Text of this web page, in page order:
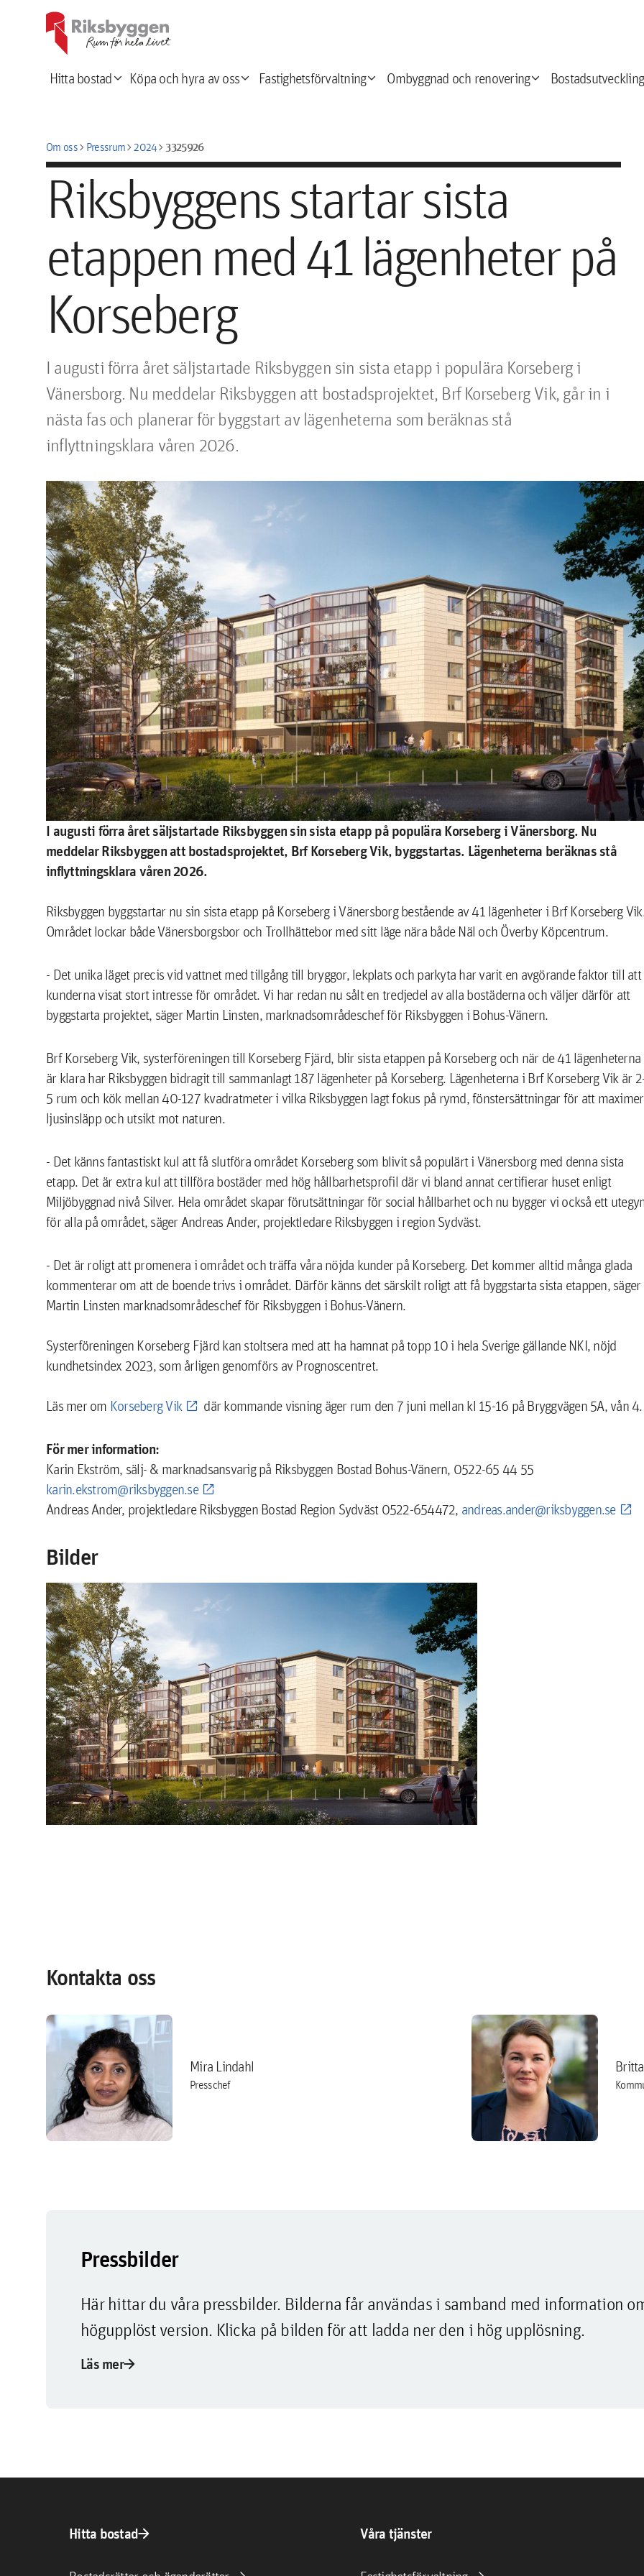
Hitta bostadexpand_more Köpa och hyra av ossexpand_more Fastighetsförvaltningexpand_more Ombyggnad och renoveringexpand_more Bostadsutveckling
Om osschevron_rightPressrumchevron_right2024chevron_right3325926
Riksbyggens startar sista
etappen med 41 lägenheter på
Korseberg
I augusti förra året säljstartade Riksbyggen sin sista etapp i populära Korseberg i
Vänersborg. Nu meddelar Riksbyggen att bostadsprojektet, Brf Korseberg Vik, går in i
nästa fas och planerar för byggstart av lägenheterna som beräknas stå
inflyttningsklara våren 2026.
I augusti förra året säljstartade Riksbyggen sin sista etapp på populära Korseberg i Vänersborg. Nu
meddelar Riksbyggen att bostadsprojektet, Brf Korseberg Vik, byggstartas. Lägenheterna beräknas stå
inflyttningsklara våren 2026.
Riksbyggen byggstartar nu sin sista etapp på Korseberg i Vänersborg bestående av 41 lägenheter i Brf Korseberg
Området lockar både Vänersborgsbor och Trollhättebor med sitt läge nära både Näl och Överby Köpcentrum.
- Det unika läget precis vid vattnet med tillgång till bryggor, lekplats och parkyta har varit en avgörande faktor till att
kunderna visat stort intresse för området. Vi har redan nu sålt en tredjedel av alla bostäderna och väljer därför att
byggstarta projektet, säger Martin Linsten, marknadsområdeschef för Riksbyggen i Bohus-Vänern.
Brf Korseberg Vik, systerföreningen till Korseberg Fjärd, blir sista etappen på Korseberg och när de 41 lägenheterna
är klara har Riksbyggen bidragit till sammanlagt 187 lägenheter på Korseberg. Lägenheterna i Brf Korseberg Vik är
5 rum och kök mellan 40-127 kvadratmeter i vilka Riksbyggen lagt fokus på rymd, fönstersättningar för att
ljusinsläpp och utsikt mot naturen.
- Det känns fantastiskt kul att få slutföra området Korseberg som blivit så populärt i Vänersborg med denna sista
etapp. Det är extra kul att tillföra bostäder med hög hållbarhetsprofil där vi bland annat certifierar huset enligt
Miljöbyggnad nivå Silver. Hela området skapar förutsättningar för social hållbarhet och nu bygger vi också ett
för alla på området, säger Andreas Ander, projektledare Riksbyggen i region Sydväst.
- Det är roligt att promenera i området och träffa våra nöjda kunder på Korseberg. Det kommer alltid många glada
kommenterar om att de boende trivs i området. Därför känns det särskilt roligt att få byggstarta sista etappen, säger
Martin Linsten marknadsområdeschef för Riksbyggen i Bohus-Vänern.
Systerföreningen Korseberg Fjärd kan stoltsera med att ha hamnat på topp 10 i hela Sverige gällande NKI, nöjd
kundhetsindex 2023, som årligen genomförs av Prognoscentret.
Läs mer om Korseberg Vik där kommande visning äger rum den 7 juni mellan kl 15-16 på Bryggvägen 5A, vån 4.
För mer information:
Karin Ekström, sälj- & marknadsansvarig på Riksbyggen Bostad Bohus-Vänern, 0522-65 44 55
karin.ekstrom@riksbyggen.se
Andreas Ander, projektledare Riksbyggen Bostad Region Sydväst 0522-654472, andreas.ander@riksbyggen.se
Bilder
Kontakta oss
Mira Lindahl
Presschef
Pressbilder
Här hittar du våra pressbilder. Bilderna får användas i samband med information
högupplöst version. Klicka på bilden för att ladda ner den i hög upplösning.
Läs merarrow_forward
Hitta bostadarrow_forward Våra tjänster